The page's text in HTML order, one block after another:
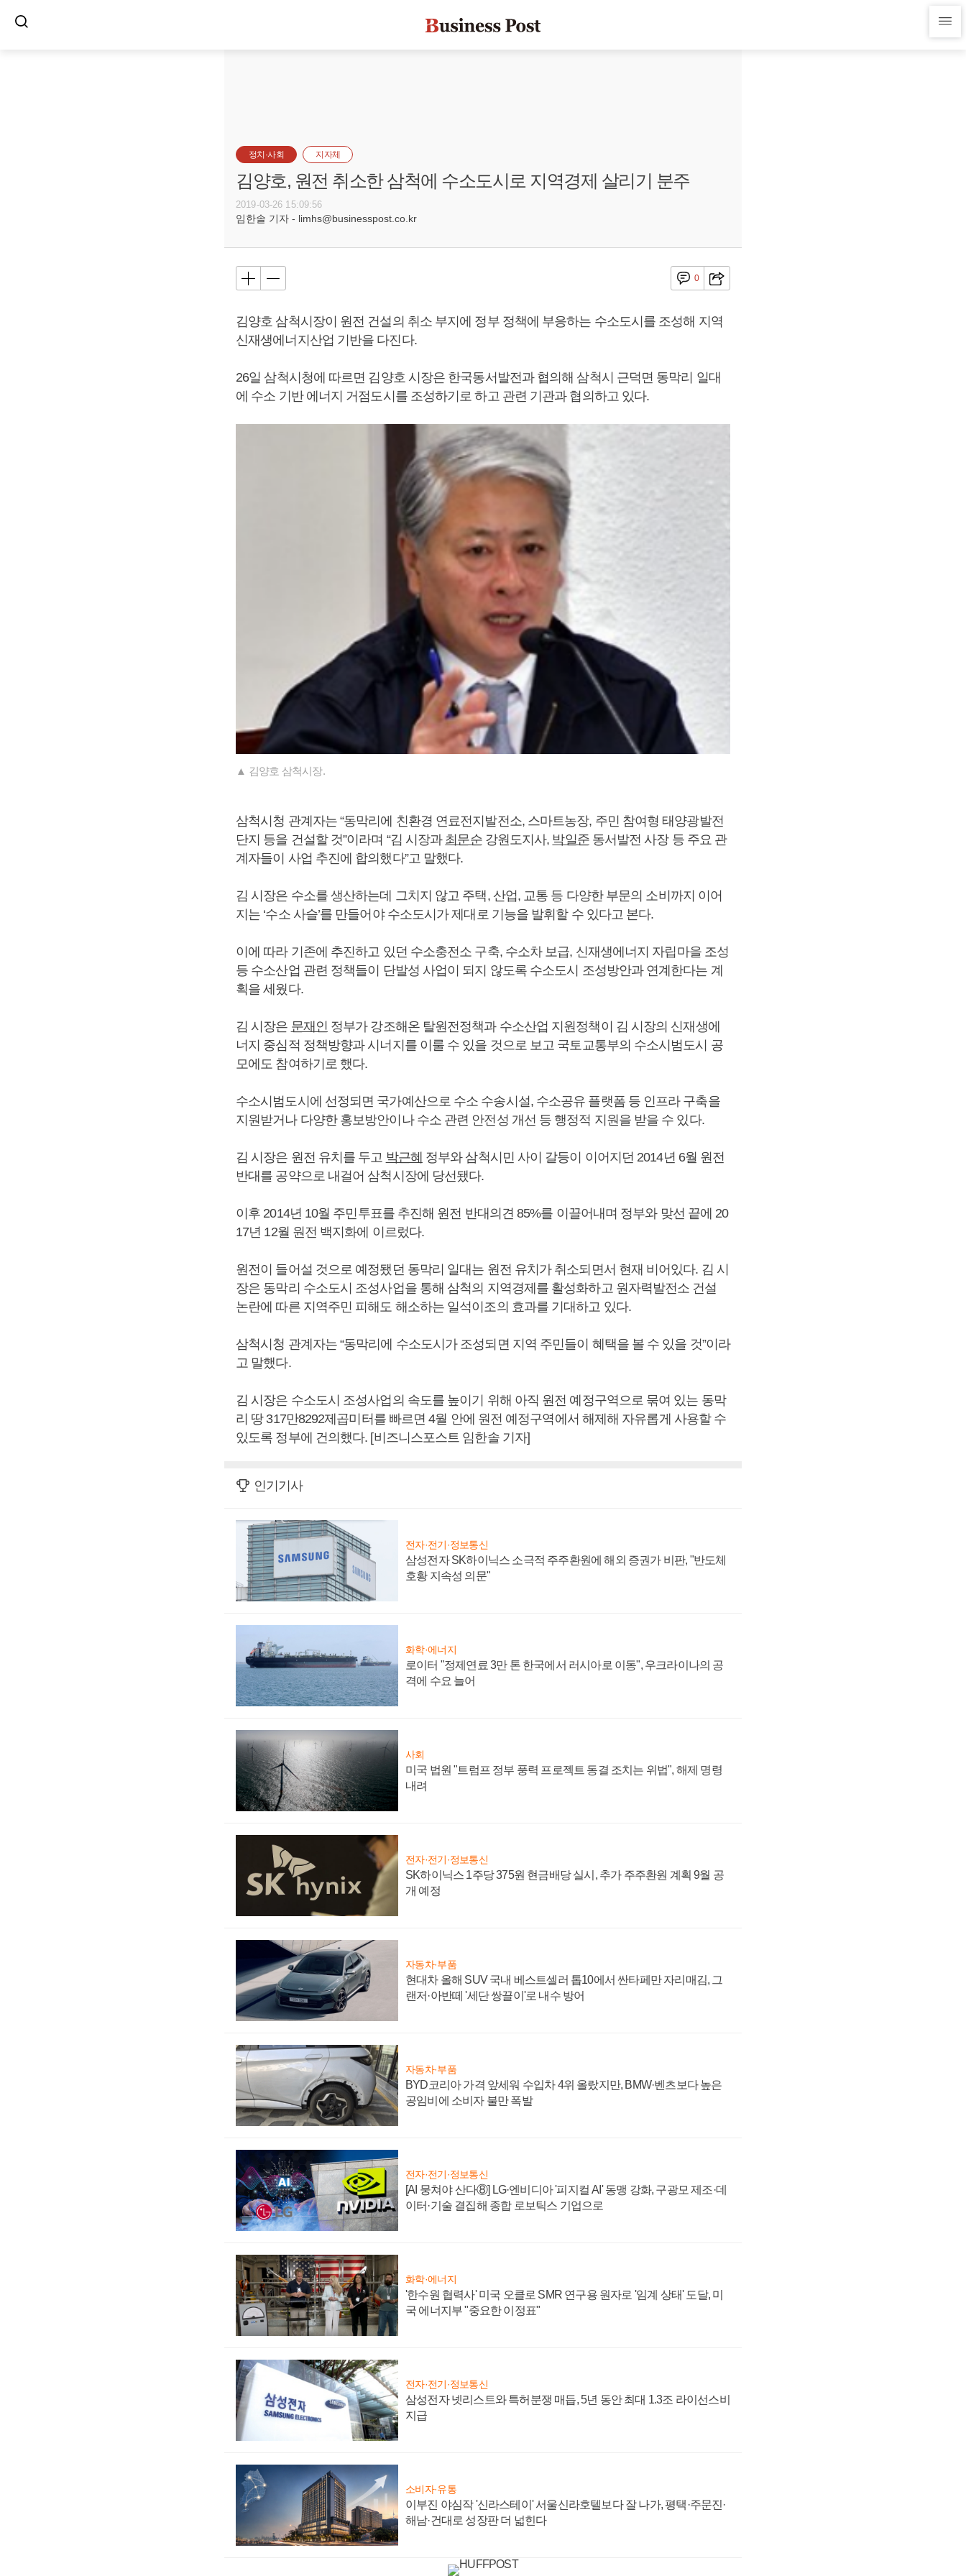
정치·사회 지자체
김양호, 원전 취소한 삼척에 수소도시로 지역경제 살리기 분주
2019-03-26 15:09:56
임한솔 기자 - limhs@businesspost.co.kr
0
김양호 삼척시장이 원전 건설의 취소 부지에 정부 정책에 부응하는 수소도시를 조성해 지역
신재생에너지산업 기반을 다진다.
26일 삼척시청에 따르면 김양호 시장은 한국동서발전과 협의해 삼척시 근덕면 동막리 일대
에 수소 기반 에너지 거점도시를 조성하기로 하고 관련 기관과 협의하고 있다.
▲ 김양호 삼척시장.
삼척시청 관계자는 “동막리에 친환경 연료전지발전소, 스마트농장, 주민 참여형 태양광발전
단지 등을 건설할 것”이라며 “김 시장과 최문순강원도지사, 박일준동서발전 사장 등 주요 관
계자들이 사업 추진에 합의했다”고 말했다.
김 시장은 수소를 생산하는데 그치지 않고 주택, 산업, 교통 등 다양한 부문의 소비까지 이어
지는 ‘수소 사슬’를 만들어야 수소도시가 제대로 기능을 발휘할 수 있다고 본다.
이에 따라 기존에 추진하고 있던 수소충전소 구축, 수소차 보급, 신재생에너지 자립마을 조성
등 수소산업 관련 정책들이 단발성 사업이 되지 않도록 수소도시 조성방안과 연계한다는 계
획을 세웠다.
김 시장은 문재인 정부가 강조해온 탈원전정책과 수소산업 지원정책이 김 시장의 신재생에
너지 중심적 정책방향과 시너지를 이룰 수 있을 것으로 보고 국토교통부의 수소시범도시 공
모에도 참여하기로 했다.
수소시범도시에 선정되면 국가예산으로 수소 수송시설, 수소공유 플랫폼 등 인프라 구축을
지원받거나 다양한 홍보방안이나 수소 관련 안전성 개선 등 행정적 지원을 받을 수 있다.
김 시장은 원전 유치를 두고 박근혜 정부와 삼척시민 사이 갈등이 이어지던 2014년 6월 원전
반대를 공약으로 내걸어 삼척시장에 당선됐다.
이후 2014년 10월 주민투표를 추진해 원전 반대의견 85%를 이끌어내며 정부와 맞선 끝에 20
17년 12월 원전 백지화에 이르렀다.
원전이 들어설 것으로 예정됐던 동막리 일대는 원전 유치가 취소되면서 현재 비어있다. 김 시
장은 동막리 수소도시 조성사업을 통해 삼척의 지역경제를 활성화하고 원자력발전소 건설
논란에 따른 지역주민 피해도 해소하는 일석이조의 효과를 기대하고 있다.
삼척시청 관계자는 “동막리에 수소도시가 조성되면 지역 주민들이 혜택을 볼 수 있을 것”이라
고 말했다.
김 시장은 수소도시 조성사업의 속도를 높이기 위해 아직 원전 예정구역으로 묶여 있는 동막
리 땅 317만8292제곱미터를 빠르면 4월 안에 원전 예정구역에서 해제해 자유롭게 사용할 수
있도록 정부에 건의했다. [비즈니스포스트 임한솔 기자]
인기기사
전자·전기·정보통신
삼성전자 SK하이닉스 소극적 주주환원에 해외 증권가 비판, "반도체
호황 지속성 의문"
화학·에너지
로이터 "정제연료 3만 톤 한국에서 러시아로 이동", 우크라이나의 공
격에 수요 늘어
사회
미국 법원 "트럼프 정부 풍력 프로젝트 동결 조치는 위법", 해제 명령
내려
전자·전기·정보통신
SK하이닉스 1주당 375원 현금배당 실시, 추가 주주환원 계획 9월 공
개 예정
자동차·부품
현대차 올해 SUV 국내 베스트셀러 톱10에서 싼타페만 자리매김, 그
랜저·아반떼 '세단 쌍끌이'로 내수 방어
자동차·부품
BYD코리아 가격 앞세워 수입차 4위 올랐지만, BMW·벤츠보다 높은
공임비에 소비자 불만 폭발
전자·전기·정보통신
[AI 뭉쳐야 산다⑧] LG·엔비디아 '피지컬 AI' 동맹 강화, 구광모 제조·데
이터·기술 결집해 종합 로보틱스 기업으로
화학·에너지
'한수원 협력사' 미국 오클로 SMR 연구용 원자로 '임계 상태' 도달, 미
국 에너지부 "중요한 이정표"
전자·전기·정보통신
삼성전자 넷리스트와 특허분쟁 매듭, 5년 동안 최대 1.3조 라이선스비
지급
소비자·유통
이부진 야심작 '신라스테이' 서울신라호텔보다 잘 나가, 평택·주문진·
해남·건대로 성장판 더 넓힌다